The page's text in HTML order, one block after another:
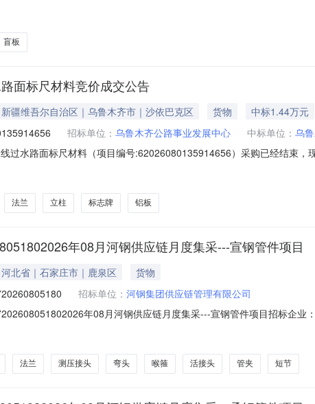
2027年度龙江化工盲板、法兰采购1.2采购人：黑龙江省龙江化工有限
盲板
面标尺材料竞价成交公告
新疆维吾尔自治区｜乌鲁木齐市｜沙依巴克区 货物
中标1.44万元
招标单位： 乌鲁木齐公路事业发展中心 中标单位： 乌
过水路面标尺材料（项目编号:62026080135914656）采购已经结束
08-0520:00二、采购单位信息采购单位名称：乌鲁木齐公路事业发
法兰 立柱 标志牌 铝板
年08月河钢供应链月度集采---宣钢管件项目
河北省｜石家庄市｜鹿泉区
货物
招标单位： 河钢集团供应链管理有限公司
年08月河钢供应链月度集采---宣钢管件项目招标企
片13.02026-10-1300:00:00
法兰 测压接头 弯头 喉箍 活接头 管夹 短节